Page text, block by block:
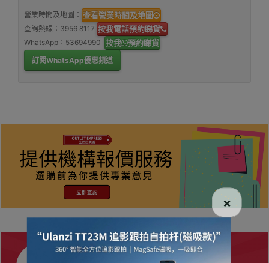
營業時間及地圖： 查看營業時間及地圖
查詢熱線： 3956 8117 按我電話預約睇貨
WhatsApp： 53694990 按我 預約睇貨
訂閱WhatsApp優惠頻道
×